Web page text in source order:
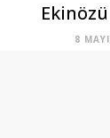
8